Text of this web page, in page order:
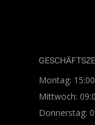
Montag:
Mittwoch:
Donnerstag: